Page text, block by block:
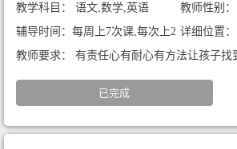
教学科目： 语文,数学,英语
教师性别
辅导时间：每周上7次课,每次上2
小时
详细位置
书香大地
教师要求： 有责任心有耐心有方法让孩子找
已完成